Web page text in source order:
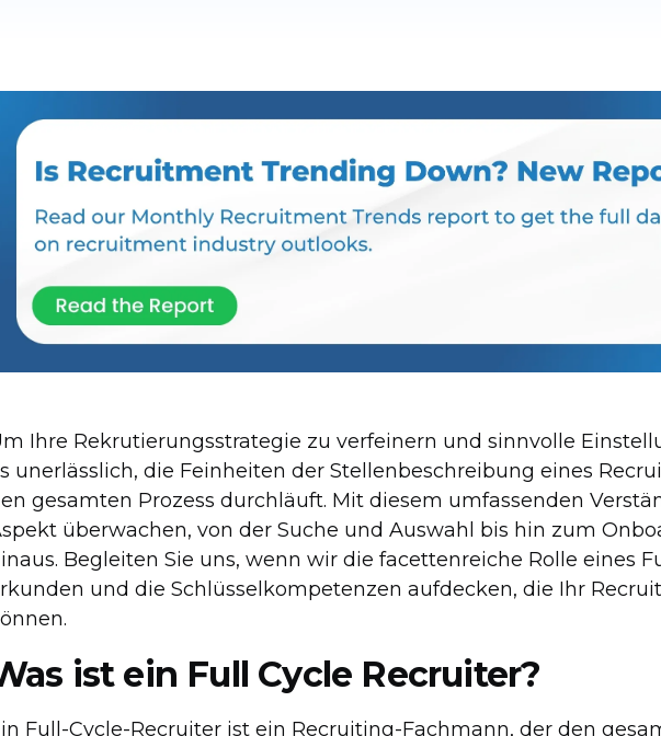
Ihre Rekrutierungsstrategie zu verfeinern und sinnvolle
unerlässlich, die Feinheiten der Stellenbeschreibung eines
gesamten Prozess durchläuft. Mit diesem umfassenden
überwachen, von der Suche und Auswahl bis hin zum
Begleiten Sie uns, wenn wir die facettenreiche Rolle eines
und die Schlüsselkompetenzen aufdecken, die Ihr
ist ein Full Cycle Recruiter?
Full-Cycle-Recruiter ist ein Recruiting-Fachmann, der den